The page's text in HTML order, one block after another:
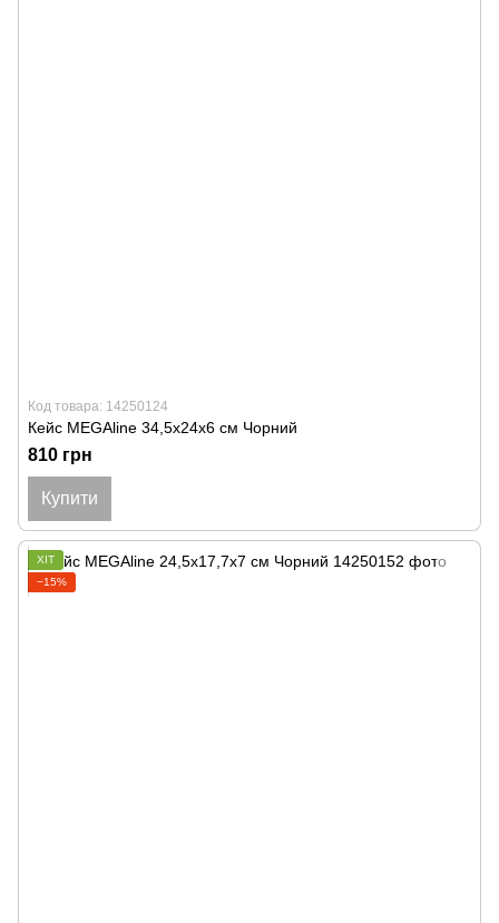
Код товара: 14250124
Кейс MEGAline 34,5х24х6 см Чорний
810 грн
Купити
ХІТ
−15%